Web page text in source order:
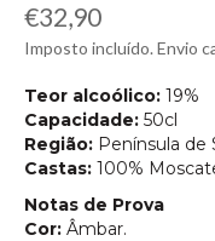
Preço
normal
€32,90
Imposto incluído. Envio
Teor alcoólico: 19%
Capacidade: 50cl
Região: Península de
Castas: 100%
Notas de Prova
Cor: Âmbar.